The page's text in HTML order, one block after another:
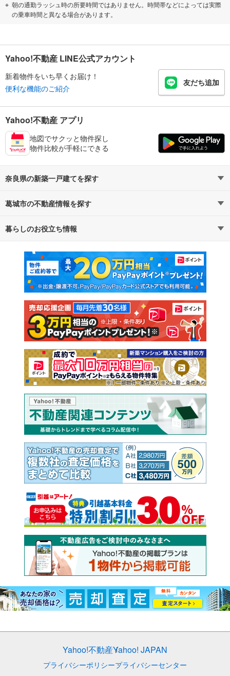
朝の通勤ラッシュ時の所要時間ではありません。時間帯などによっては実際
の乗車時間と異なる場合があります。
Yahoo!不動産 LINE公式アカウント
新着物件をいち早くお届け！
便利な機能のご紹介
友だち追加
Yahoo!不動産 アプリ
地図でサクッと物件探し
物件比較が手軽にできる
奈良県の新築一戸建てを探す
路線・駅から探す
通勤・通学時間から探す
葛城市の不動産情報を探す
不動産・住宅
新築マンション 中古マンション
新築一戸建て 中古一戸建て
注文住宅 土地
売却査定
暮らしのお役立ち情報
マンションカタログ 教えて！住まいの先生
Yahoo!不動産Yahoo! JAPAN
プライバシーポリシープライバシーセンター